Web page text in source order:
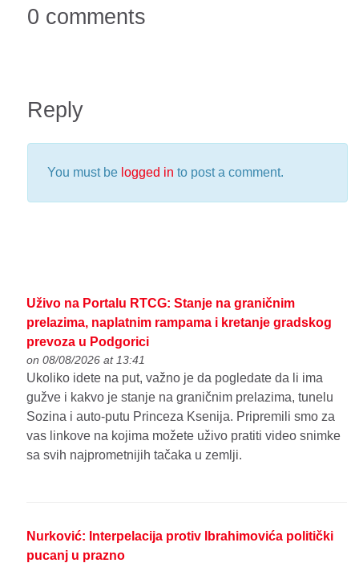
0 comments
Reply
You must be logged in to post a comment.
Uživo na Portalu RTCG: Stanje na graničnim
prelazima, naplatnim rampama i kretanje gradskog
prevoza u Podgorici
on 08/08/2026 at 13:41
Ukoliko idete na put, važno je da pogledate da li ima
gužve i kakvo je stanje na graničnim prelazima, tunelu
Sozina i auto-putu Princeza Ksenija. Pripremili smo za
vas linkove na kojima možete uživo pratiti video snimke
sa svih najprometnijih tačaka u zemlji.
Nurković: Interpelacija protiv Ibrahimovića politički
pucanj u prazno